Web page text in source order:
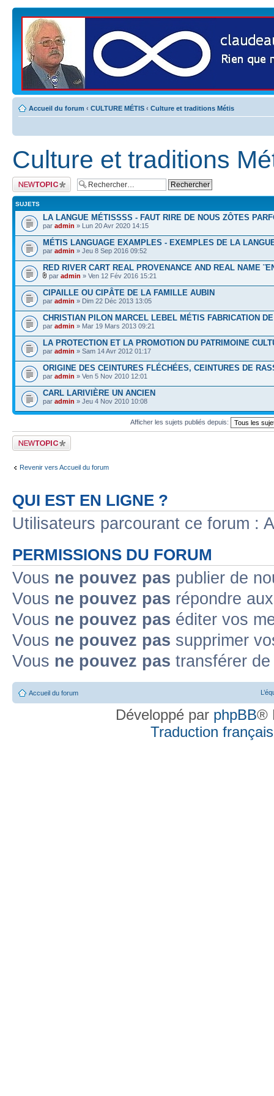
Accueil du forum ‹ CULTURE MÉTIS ‹ Culture et traditions Métis
Culture et traditions
Publier un nouveau
sujet
SUJETS
LA LANGUE MÉTISSSS - FAUT RIRE DE NOUS ZÔTES
par admin » Lun 20 Avr 2020 14:15
MÉTIS LANGUAGE EXAMPLES - EXEMPLES DE LA
par admin » Jeu 8 Sep 2016 09:52
RED RIVER CART REAL PROVENANCE AND REAL NAME
par admin » Ven 12 Fév 2016 15:21
CIPAILLE OU CIPÂTE DE LA FAMILLE AUBIN
par admin » Dim 22 Déc 2013 13:05
CHRISTIAN PILON MARCEL LEBEL MÉTIS FABRICATION
par admin » Mar 19 Mars 2013 09:21
LA PROTECTION ET LA PROMOTION DU PATRIMOINE
par admin » Sam 14 Avr 2012 01:17
ORIGINE DES CEINTURES FLÉCHÉES, CEINTURES DE
par admin » Ven 5 Nov 2010 12:01
CARL LARIVIÈRE UN ANCIEN
par admin » Jeu 4 Nov 2010 10:08
Afficher les sujets publiés depuis:
Publier un nouveau
sujet
Revenir vers Accueil du forum
QUI EST EN LIGNE ?
Utilisateurs parcourant ce forum :
PERMISSIONS DU FORUM
Vous ne pouvez pas publier de
Vous ne pouvez pas répondre
Vous ne pouvez pas éditer vos
Vous ne pouvez pas supprimer
Vous ne pouvez pas transférer
Accueil du forum
Développé par phpBB®
Traduction